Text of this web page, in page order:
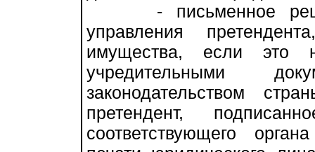
- письменное
управления
имущества, если это
учредительными
законодательством
претендент,
соответствующего